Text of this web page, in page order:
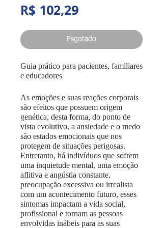
R$ 102,29Preço
Esgotado
Guia prático para pacientes, familiares
e educadores
As emoções e suas reações corporais
são efeitos que possuem origem
genética, desta forma, do ponto de
vista evolutivo, a ansiedade e o medo
são estados emocionais que nos
protegem de situações perigosas.
Entretanto, há indivíduos que sofrem
uma inquietude mental, uma emoção
aflitiva e angústia constante,
preocupação excessiva ou irrealista
com um acontecimento futuro, esses
sintomas impactam a vida social,
profissional e tornam as pessoas
envolvidas inábeis para as suas